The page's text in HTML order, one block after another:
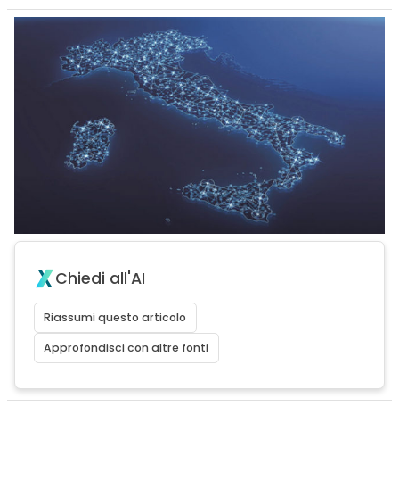
Chiedi all'AI
Riassumi questo articolo
Approfondisci con altre fonti